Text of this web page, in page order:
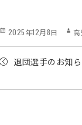
Posted
2025年12月8日 高
退団選手のお知